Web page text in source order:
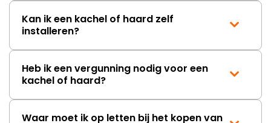
Kan ik een kachel of haard zelf
installeren?
Heb ik een vergunning nodig voor een
kachel of haard?
Waar moet ik op letten bij het kopen van